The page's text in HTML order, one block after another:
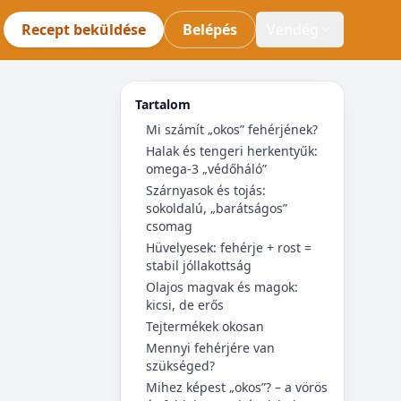
Recept beküldése Belépés
Tartalom
Mi számít „okos” fehérjének?
Halak és tengeri herkentyűk:
omega-3 „védőháló”
Szárnyasok és tojás:
sokoldalú, „barátságos”
csomag
Hüvelyesek: fehérje + rost =
stabil jóllakottság
Olajos magvak és magok:
kicsi, de erős
Tejtermékek okosan
Mennyi fehérjére van
szükséged?
Mihez képest „okos”? – a vörös